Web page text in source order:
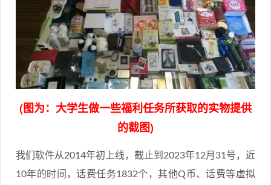
(图为：大学生做一些福利任务所获取的实物提供
的截图)
我们软件从2014年初上线，截止到2023年12月31号，近
10年的时间，话费任务1832个，其他Q币、话费等虚拟